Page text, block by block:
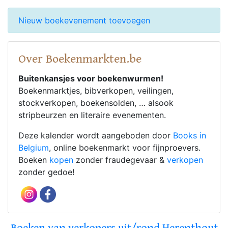
Nieuw boekevenement toevoegen
Over Boekenmarkten.be
Buitenkansjes voor boekenwurmen!
Boekenmarktjes, bibverkopen, veilingen,
stockverkopen, boekensolden, … alsook
stripbeurzen en literaire evenementen.
Deze kalender wordt aangeboden door Books in
Belgium, online boekenmarkt voor fijnproevers.
Boeken kopen zonder fraudegevaar & verkopen
zonder gedoe!